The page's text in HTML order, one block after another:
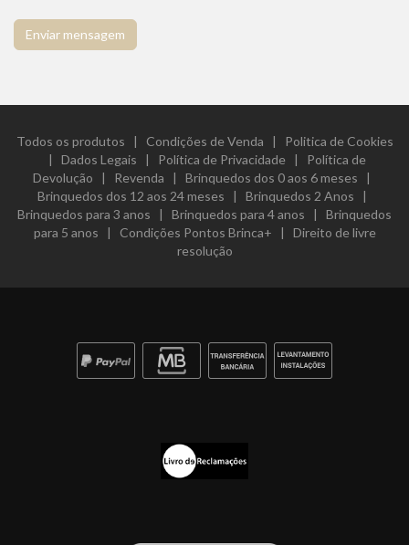
Enviar mensagem
Todos os produtos | Condições de Venda | Politica de Cookies
| Dados Legais | Política de Privacidade | Política de
Devolução | Revenda | Brinquedos dos 0 aos 6 meses |
Brinquedos dos 12 aos 24 meses | Brinquedos 2 Anos |
Brinquedos para 3 anos | Brinquedos para 4 anos | Brinquedos
para 5 anos | Condições Pontos Brinca+ | Direito de livre
resolução